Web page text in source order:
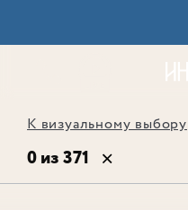
К визуальному выбору
0 из 371